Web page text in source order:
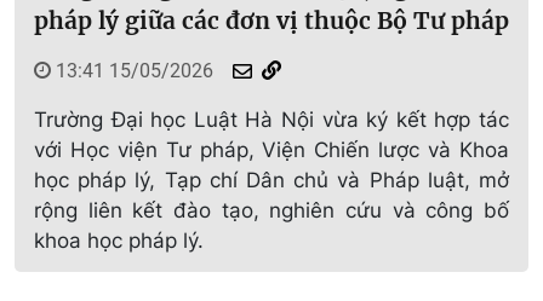
pháp lý giữa các đơn vị thuộc Bộ Tư pháp
13:41 15/05/2026
Trường Đại học Luật Hà Nội vừa ký kết hợp tác
với Học viện Tư pháp, Viện Chiến lược và Khoa
học pháp lý, Tạp chí Dân chủ và Pháp luật, mở
rộng liên kết đào tạo, nghiên cứu và công bố
khoa học pháp lý.